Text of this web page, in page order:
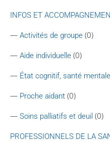
INFOS ET
— Activités de groupe (0)
— Aide individuelle (0)
— État cognitif, santé
— Proche aidant (0)
— Soins palliatifs et deuil (0)
PROFESSIONNELS DE LA